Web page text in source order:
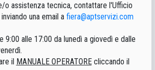
o assistenza tecnica, contattare l'Ufficio
una email a fiera@aptservizi.com
9:00 alle 17:00 da lunedì a giovedì e dalle
il MANUALE OPERATOREcliccando il